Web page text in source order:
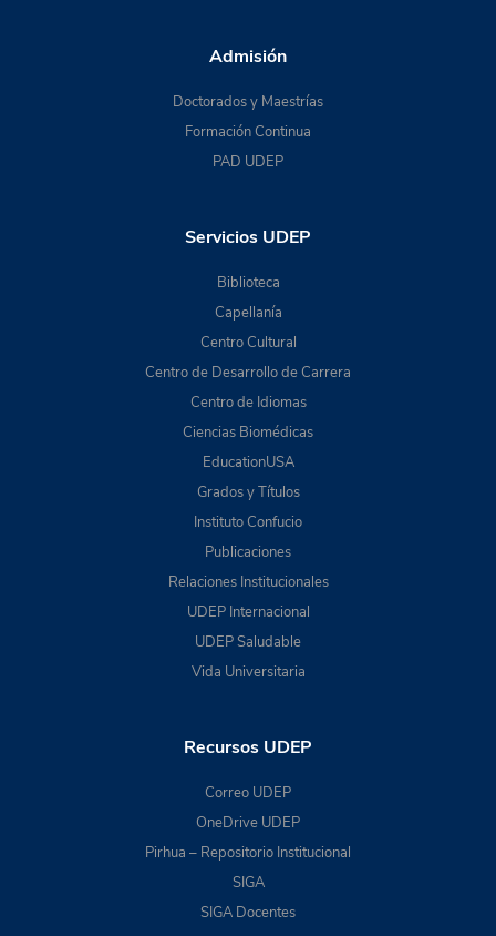
Admisión
Doctorados y Maestrías
Formación Continua
PAD UDEP
Servicios UDEP
Biblioteca
Capellanía
Centro Cultural
Centro de Desarrollo de Carrera
Centro de Idiomas
Ciencias Biomédicas
EducationUSA
Grados y Títulos
Instituto Confucio
Publicaciones
Relaciones Institucionales
UDEP Internacional
UDEP Saludable
Vida Universitaria
Recursos UDEP
Correo UDEP
OneDrive UDEP
Pirhua – Repositorio Institucional
SIGA
SIGA Docentes